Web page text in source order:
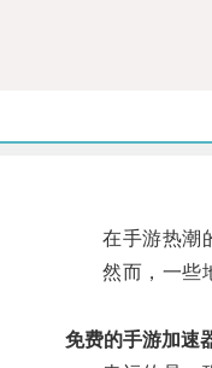
在手游热潮的
然而，一些地
免费的手游加速